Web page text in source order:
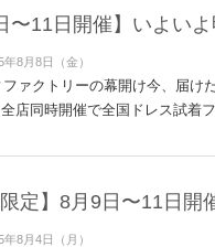
〜11日開催】いよい
8月8日（金）
ファクトリーの幕開け今、届け
店同時開催で全国ドレス試着
限定】8月9日〜11日
8月4日（月）